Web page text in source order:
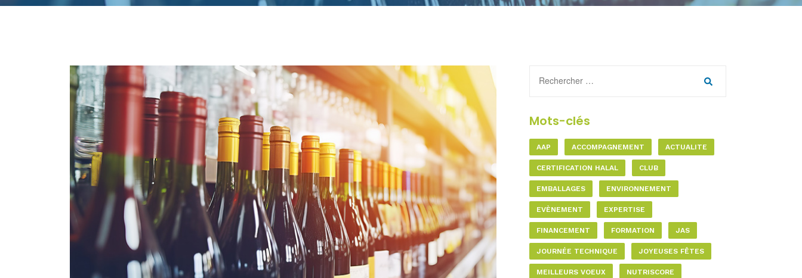
Mots-clés
AAP ACCOMPAGNEMENT ACTUALITE
CERTIFICATION HALAL CLUB
EMBALLAGES ENVIRONNEMENT
EVÈNEMENT EXPERTISE
FINANCEMENT FORMATION JAS
JOURNÉE TECHNIQUE JOYEUSES FÊTES
MEILLEURS VOEUX NUTRISCORE